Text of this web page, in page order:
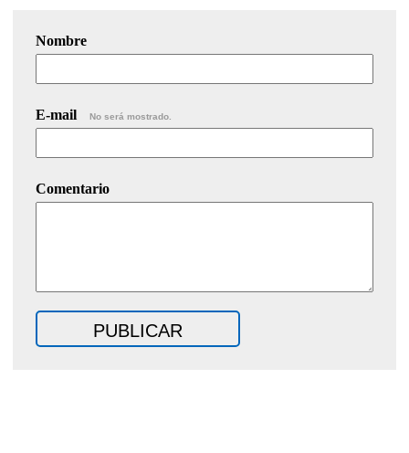
Nombre
E-mail No será mostrado.
Comentario